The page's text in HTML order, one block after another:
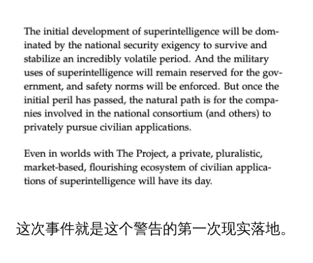
这次事件就是这个警告的第一次现实落地。